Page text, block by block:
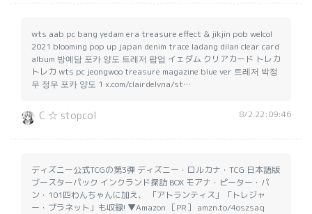
wts aab pc bang yedam era treasure effect & jikjin pob welcol
2021 blooming pop up japan denim trace ladang dilan clear card
album 방예담 포카 양도 트레저 팝업 イェダム クリアカード トレカ
トレカ wts pc jeongwoo treasure magazine blue ver 트레저 박정
우 정우 포카 양도 1 x.com/clairdelvna/st…
C ☆ stopcol 8/2 22:09:46
ディズニー公式TCGの第3弾 ディズニー・ロルカナ・TCG 日本語版
ブースターパック インクランド探訪 BOX モアナ・ピーター・パ
ン・101匹わんちゃんに加え、 「アトランティス」「トレジャ
ー・プラネット」も収録! ▼Amazon ［PR］ amzn.to/4oszsaq